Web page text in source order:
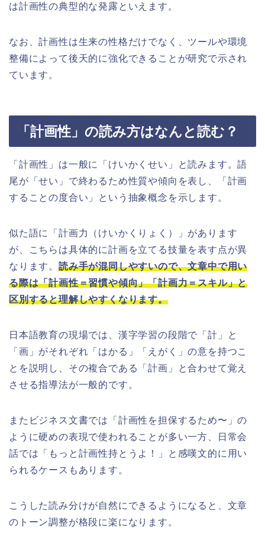
は計画性の典型的な発露といえます。
なお、計画性は生来の性格だけでなく、ツールや環境
整備によって後天的に強化できることが研究で示され
ています。
「計画性」の読み方はなんと読む？
「計画性」は一般に「けいかくせい」と読みます。語
尾が「せい」で終わるため性質や傾向を表し、「計画
することの度合い」という抽象概念を示します。
似た語に「計画力（けいかくりょく）」があります
が、こちらは具体的に計画を立てる技量を表す点が異
なります。 読み手が混同しやすいので、文章中で用い
る際は「計画性＝習慣や傾向」「計画力＝スキル」と
区別すると理解しやすくなります。
日本語教育の現場では、漢字学習の段階で「計」と
「画」がそれぞれ「はかる」「えがく」の意を持つこ
とを説明し、その複合である「計画」と合わせて覚え
させる指導法が一般的です。
またビジネス文書では「計画性を担保するため〜」の
ように硬めの表現で使われることが多い一方、日常会
話では「もっと計画性持とうよ！」と感嘆文的に用い
られるケースもあります。
こうした読み分けが自然にできるようになると、文章
のトーン調整が格段に楽になります。